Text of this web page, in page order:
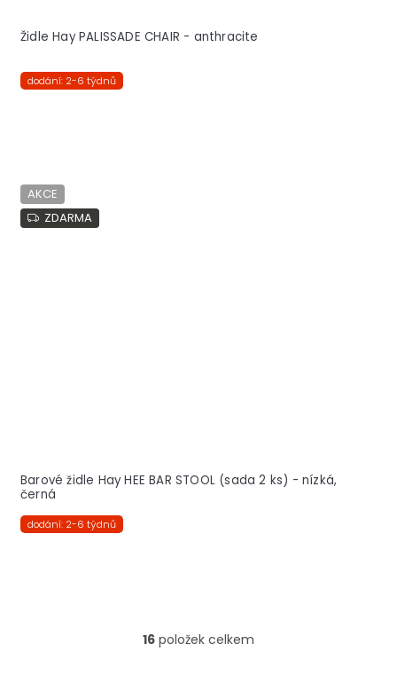
Židle Hay PALISSADE CHAIR - anthracite
dodání: 2-6 týdnů
AKCE
ZDARMA
Barové židle Hay HEE BAR STOOL (sada 2 ks) - nízká,
černá
dodání: 2-6 týdnů
O
16 položek celkem